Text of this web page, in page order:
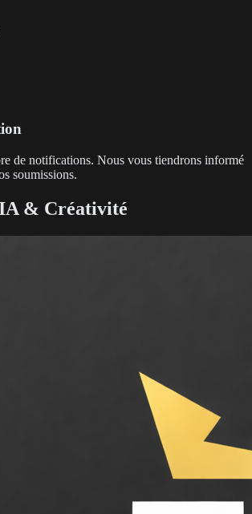
de notifications. Nous vous tiendrons informé
soumissions.
& Créativité